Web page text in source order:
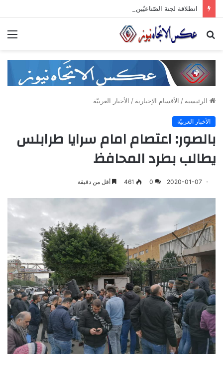
بحث
الرئيسية / الأقسام الإخبارية / الأخبار العربيّة
الأخبار العربيّة
بالصور: اعتصام امام سرايا طرابلس
يطالب بطرد المحافظ
2020-01-07
0
461 أقل من دقيقة